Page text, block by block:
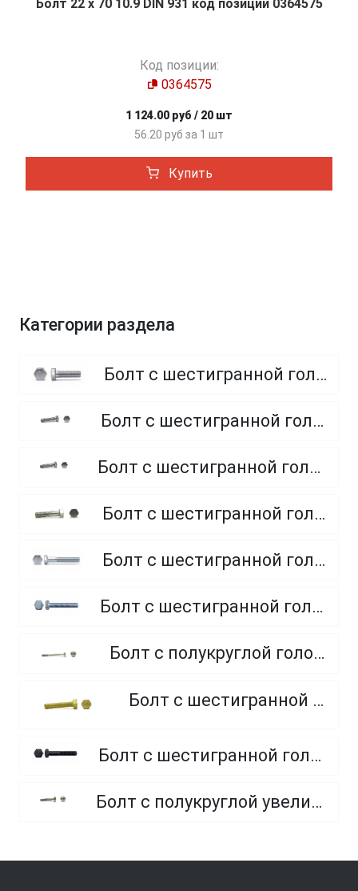
Болт 22 х 70 10.9 DIN 931 код позиции 0364575
Код позиции:
0364575
1 124.00 руб / 20 шт
56.20 руб за 1 шт
Купить
Категории раздела
Болт с шестигранной головкой, полная резьба, класс прочности 8.8
Болт с шестигранной головкой, полная резьба, класс прочности 4.8 и 5.8
Болт с шестигранной головкой, полная резьба, из нержавеющей стали A2 и A4
Болт с шестигранной головкой, неполная резьба, класс прочности 5.8
Болт с шестигранной головкой, неполная резьба, класс прочности 8.8
Болт с шестигранной головкой, полная резьба, класс прочности 10.9 и 12.9
Болт с полукруглой головкой и квадратным подголовником
Болт с шестигранной головкой, из латуни
Болт с шестигранной головкой, неполная резьба, класс прочности 10.9 и 12.9
Болт с полукруглой увеличенной головкой и усом класса точности C (мебельный)